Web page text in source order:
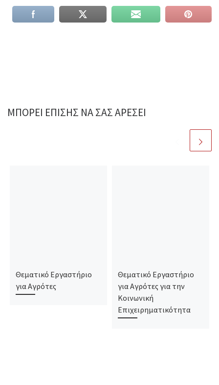
ΜΠΟΡΕΊ ΕΠΊΣΗΣ ΝΑ ΣΑΣ ΑΡΈΣΕΙ
Θεματικό Εργαστήριο
για Αγρότες
Θεματικό Εργαστήριο
για Αγρότες για την
Κοινωνική
Επιχειρηματικότητα